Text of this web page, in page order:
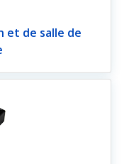
et de salle de